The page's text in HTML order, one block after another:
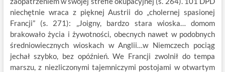
niechętnie wraca z pięknej Austrii do „cholernej spasionej
Francji” (s. 271): „Joigny, bardzo stara wioska… domom
brakowało życia i żywotności, obecnych nawet w podobnych
średniowiecznych wioskach w Anglii…w Niemczech pociąg
jechał szybko, bez opóźnień. We Francji zwolnił do tempa
marszu, z niezliczonymi tajemniczymi postojami w otwartym